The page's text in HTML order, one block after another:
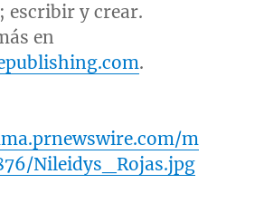
escribir y crear.
en
.
m
Nileidys_Rojas.jpg